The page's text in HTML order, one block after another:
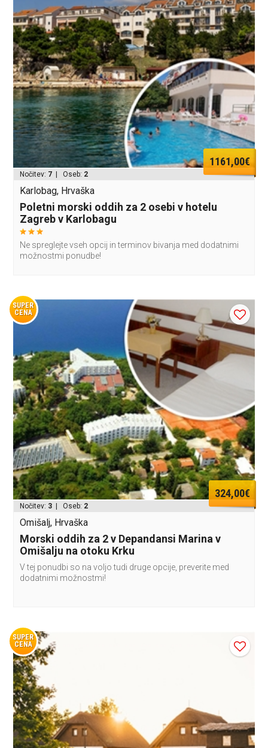
1161,00€
Nočitev: 7 | Oseb: 2
Karlobag, Hrvaška
Poletni morski oddih za 2 osebi v hotelu
Zagreb v Karlobagu
Ne spreglejte vseh opcij in terminov bivanja med dodatnimi
možnostmi ponudbe!
SUPER
CENA
324,00€
Nočitev: 3 | Oseb: 2
Omišalj, Hrvaška
Morski oddih za 2 v Depandansi Marina v
Omišalju na otoku Krku
V tej ponudbi so na voljo tudi druge opcije, preverite med
dodatnimi možnostmi!
SUPER
CENA